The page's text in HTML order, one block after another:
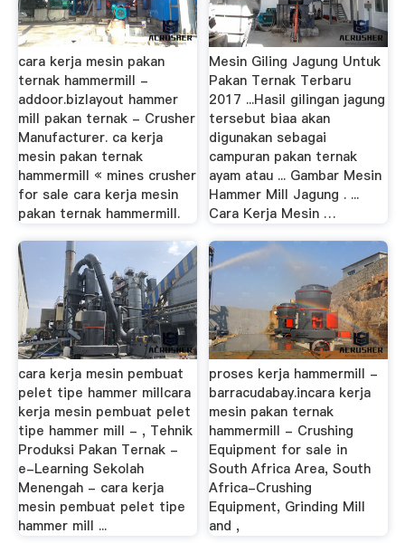
cara kerja mesin pakan
ternak hammermill -
addoor.bizlayout hammer
mill pakan ternak - Crusher
Manufacturer. ca kerja
mesin pakan ternak
hammermill « mines crusher
for sale cara kerja mesin
pakan ternak hammermill.
Mesin Giling Jagung Untuk
Pakan Ternak Terbaru
2017 ...Hasil gilingan jagung
tersebut biaa akan
digunakan sebagai
campuran pakan ternak
ayam atau ... Gambar Mesin
Hammer Mill Jagung . ...
Cara Kerja Mesin …
cara kerja mesin pembuat
pelet tipe hammer millcara
kerja mesin pembuat pelet
tipe hammer mill - , Tehnik
Produksi Pakan Ternak -
e-Learning Sekolah
Menengah - cara kerja
mesin pembuat pelet tipe
hammer mill ...
proses kerja hammermill -
barracudabay.incara kerja
mesin pakan ternak
hammermill - Crushing
Equipment for sale in
South Africa Area, South
Africa-Crushing
Equipment, Grinding Mill
and ,